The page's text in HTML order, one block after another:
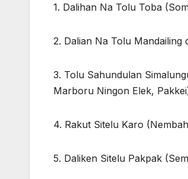
1. Dalihan Na Tolu Toba
2. Dalian Na Tolu
3. Tolu Sahundulan
Marboru Ningon Elek,
4. Rakut Sitelu Karo
5. Daliken Sitelu Pakpak